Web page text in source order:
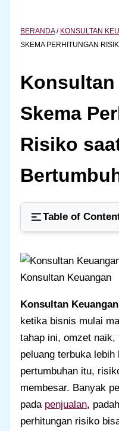
BERANDA/ KONSULTAN
SKEMA PERHITUNGAN
Skema
Risiko
Table of
Konsultan Keuangan
Konsultan Keuangan
ketika bisnis mulai
tahap ini, omzet naik,
peluang terbuka
pertumbuhan itu,
membesar. Banyak
pada penjualan,
perhitungan risiko